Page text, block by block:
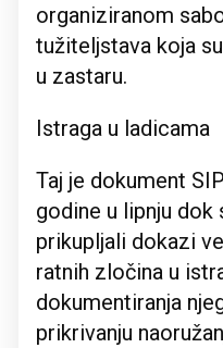
organiziranom
tužiteljstava koja
u zastaru.
Istraga u ladicama
Taj je dokument
godine u lipnju dok
prikupljali dokazi
ratnih zločina u
dokumentiranja
prikrivanju